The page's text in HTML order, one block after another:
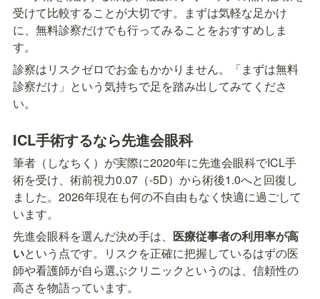
受けて比較することが大切です。まずは気軽な足かけ
に、無料診察だけでも行ってみることをおすすめしま
す。
診察はリスクゼロでお金もかかりません。「まずは無料
診察だけ」という気持ちで足を踏み出してみてくださ
い。
ICL手術するなら先進会眼科
筆者（しなちく）が実際に2020年に先進会眼科でICL手
術を受け、術前視力0.07（-5D）から術後1.0へと回復し
ました。2026年現在も何の不自由もなく快適に過ごして
います。
先進会眼科を選んだ決め手は、 医療従事者の利用率が高
いという点です。リスクを正確に把握しているはずの医
師や看護師が自ら選ぶクリニックというのは、信頼性の
高さを物語っています。